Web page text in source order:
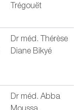
Trégouët
Dr méd. Thérèse
Diane Bikyé
Dr méd. Abba
Moussa